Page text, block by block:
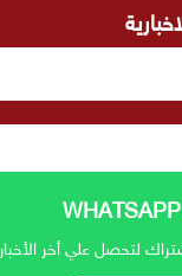
لتحصل علي أخر الأخبار